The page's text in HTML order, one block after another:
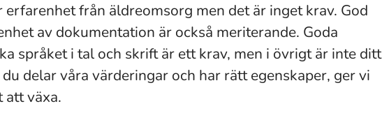
erfarenhet från äldreomsorg men det är inget krav. God
av dokumentation är också meriterande. Goda
språket i tal och skrift är ett krav, men i övrigt är inte ditt
delar våra värderingar och har rätt egenskaper, ger vi
att växa.